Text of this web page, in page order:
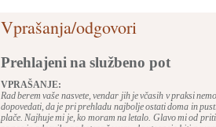
Vprašanja/odgovori
Prehlajeni na službeno pot
VPRAŠANJE:
Rad berem vaše nasvete, vendar jih je včasih v praksi
dopovedati, da je pri prehladu najbolje ostati doma in
plače. Najhuje mi je, ko moram na letalo. Glavo mi od